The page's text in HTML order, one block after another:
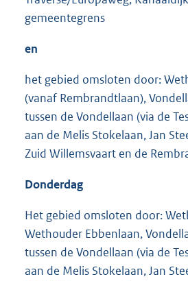
gemeentegrens
en
het gebied omsloten door:
(vanaf Rembrandtlaan),
tussen de Vondellaan (via de
aan de Melis Stokelaan, Jan
Zuid Willemsvaart en de
Donderdag
Het gebied omsloten door:
Wethouder Ebbenlaan,
tussen de Vondellaan (via de
aan de Melis Stokelaan, Jan